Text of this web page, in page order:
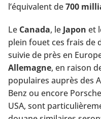
l’équivalent de700
Le Canada, le Japon et
plein fouet ces frais de
suivie de près en
Allemagne, en raison
populaires auprès des
Benz ou encore
USA, sont